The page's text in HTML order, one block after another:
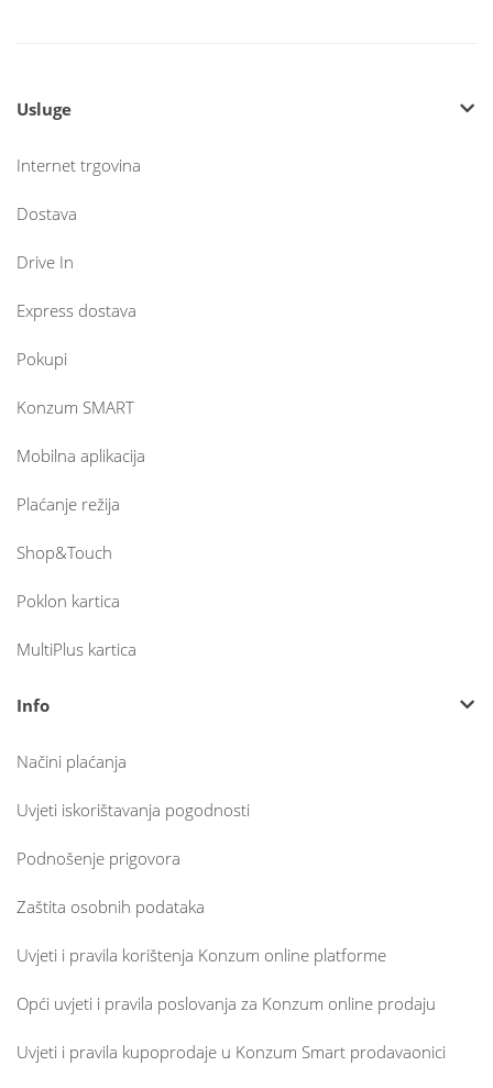
Usluge
Internet trgovina
Dostava
Drive In
Express dostava
Pokupi
Konzum SMART
Mobilna aplikacija
Plaćanje režija
Shop&Touch
Poklon kartica
MultiPlus kartica
Info
Načini plaćanja
Uvjeti iskorištavanja pogodnosti
Podnošenje prigovora
Zaštita osobnih podataka
Uvjeti i pravila korištenja Konzum online platforme
Opći uvjeti i pravila poslovanja za Konzum online prodaju
Uvjeti i pravila kupoprodaje u Konzum Smart prodavaonici